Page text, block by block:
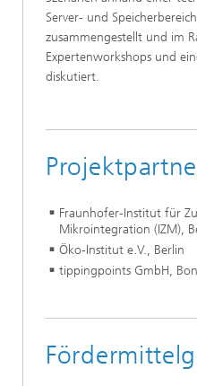
Server- und
zusammengestellt und im
Expertenworkshops und
diskutiert.
Fraunhofer-Institut für
Mikrointegration (IZM),
Öko-Institut e.V., Berlin
tippingpoints GmbH,